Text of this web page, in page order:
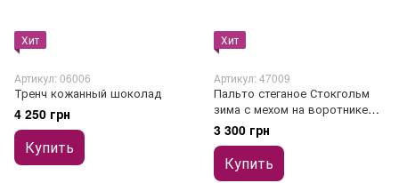
Хит
Артикул: 06006
Тренч кожанный шоколад
4 250 грн
Купить
Хит
Артикул: 47009
Пальто стеганое Стокгольм
зима с мехом на воротнике
черное
3 300 грн
Купить